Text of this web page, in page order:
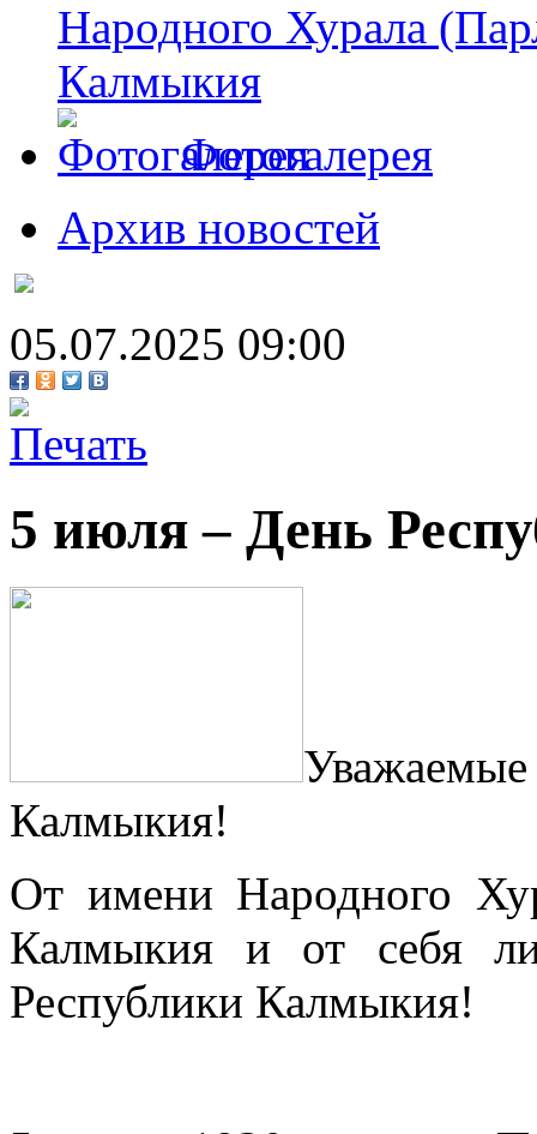
Народного Хурала
Калмыкия
Фотогалерея
Архив новостей
05.07.2025 09:00
5 июля – День
Уважаемые
Калмыкия!
От имени Народного
Калмыкия и от себя
Республики Калмыкия!